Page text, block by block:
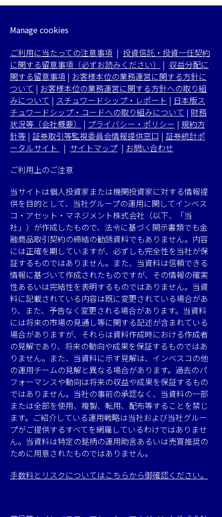
Manage cookies
ご利用に当たっての注意事項 | 投資信託・投資一任契約
に関する留意事項（必ずお読みください）
| 収益分配に
関する留意事項 | お客様本位の業務運営に関する方針に
ついて | お客様本位の業務運営に関する方針への取り組
みについて | スチュワードシップ・レポート | 日本版ス
チュワードシップ・コードへの取り組みについて | 財務
状況等（会社概要）
| プライバシー・ポリシー | 規約方
針等 | 証券取引等監視委員会情報提供窓口 | 証券統計ポ
ータルサイト
| サイトマップ | お問い合わせ
ご利用上のご注意
当サイトは個人投資家または機関投資家に対する情報提
供を目的として、当社グループの運用に関してインベス
コ・アセット・マネジメント株式会社（以下、「当
社」）が作成したもので、法令に基づく開示書類でも金
融商品取引契約の締結の勧誘資料でもありません。内容
には正確を期していますが、必ずしも完全性を当社が保
証するものではありません。また、当資料は信頼できる
情報に基づいて作成されたものですが、その情報の確実
性あるいは完結性を表明するものではありません。当資
料に記載されている内容は既に変更されている場合があ
り、また、予告なく変更される場合があります。当資料
には将来の市場の見通し等に関する記述が含まれている
場合がありますが、それらは資料作成時における作成者
の見解であり、将来の動向や成果を保証するものではあ
りません。また、当資料に示す見解は、インベスコの他
の運用チームの見解と異なる場合があります。過去のパ
フォーマンスや動向は将来の収益や成果を保証するもの
ではありません。当社の事前の承認なく、当資料の一部
または全部を使用、複製、転用、配布等することを禁じ
ます。ご紹介している運用戦略は当社および当社グルー
プがご提供するすべてを網羅しているわけではありませ
ん。当資料は特定の銘柄の運用助言あるいは売買推奨の
ために用意されたものではありません。
手数料とリスクについてはこちらから御確認ください。